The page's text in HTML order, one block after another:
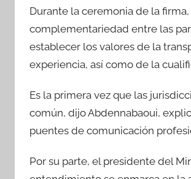
Durante la ceremonia de la
complementariedad entre las
establecer los valores de la
experiencia, así como de la
Es la primera vez que las
común, dijo Abdennabaoui,
puentes de comunicación
Por su parte, el presidente del